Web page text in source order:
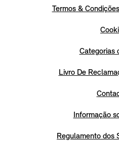
Termos &
Categorias
Livro De
Informação
Regulamento dos